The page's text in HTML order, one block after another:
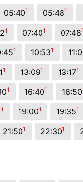
05:401 05:481
1 07:401 07:481
1 10:531
1 13:091 13:171
1 16:401 16:50
1 19:001 19:351
21:501 22:301